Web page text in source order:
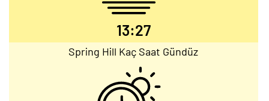
13:27
Spring Hill Kaç Saat Gündüz